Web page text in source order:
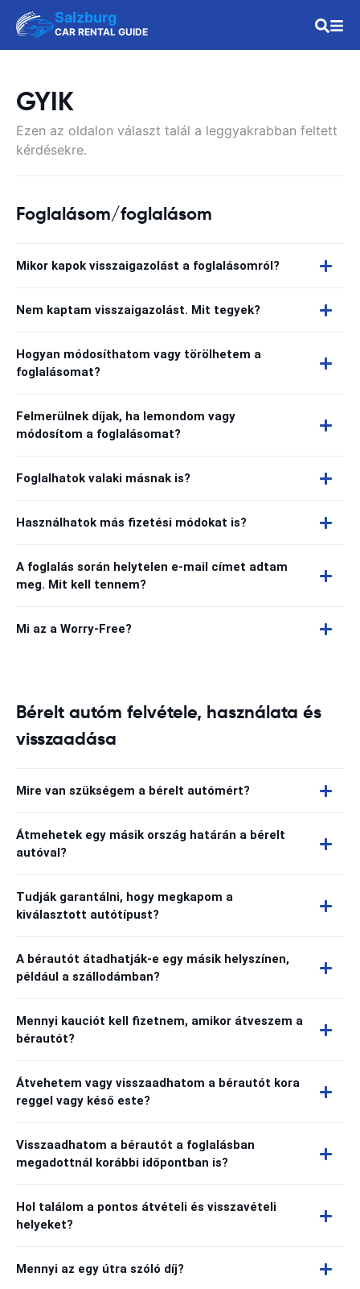
Salzburg
CAR RENTAL GUIDE
GYIK
Ezen az oldalon választ talál a leggyakrabban feltett
kérdésekre.
Foglalásom/foglalásom
Mikor kapok visszaigazolást a foglalásomról?
Nem kaptam visszaigazolást. Mit tegyek?
Hogyan módosíthatom vagy törölhetem a
foglalásomat?
Felmerülnek díjak, ha lemondom vagy
módosítom a foglalásomat?
Foglalhatok valaki másnak is?
Használhatok más fizetési módokat is?
A foglalás során helytelen e-mail címet adtam
meg. Mit kell tennem?
Mi az a Worry-Free?
Bérelt autóm felvétele, használata és
visszaadása
Mire van szükségem a bérelt autómért?
Átmehetek egy másik ország határán a bérelt
autóval?
Tudják garantálni, hogy megkapom a
kiválasztott autótípust?
A bérautót átadhatják-e egy másik helyszínen,
például a szállodámban?
Mennyi kauciót kell fizetnem, amikor átveszem a
bérautót?
Átvehetem vagy visszaadhatom a bérautót kora
reggel vagy késő este?
Visszaadhatom a bérautót a foglalásban
megadottnál korábbi időpontban is?
Hol találom a pontos átvételi és visszavételi
helyeket?
Mennyi az egy útra szóló díj?